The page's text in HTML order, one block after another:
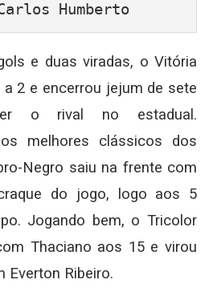
Humberto
e duas viradas, o Vitória
2 e encerrou jejum de sete
o rival no estadual.
melhores clássicos dos
Negro saiu na frente com
do jogo, logo aos 5
Jogando bem, o Tricolor
Thaciano aos 15 e virou
Everton Ribeiro.